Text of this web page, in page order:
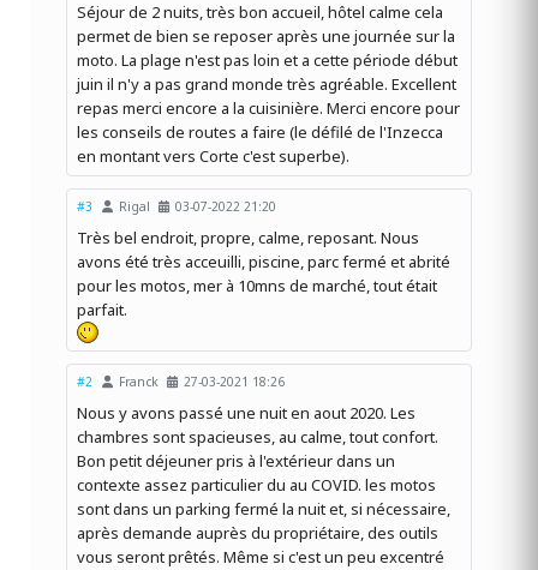
Séjour de 2 nuits, très bon accueil, hôtel calme cela
permet de bien se reposer après une journée sur la
moto. La plage n'est pas loin et a cette période début
juin il n'y a pas grand monde très agréable. Excellent
repas merci encore a la cuisinière. Merci encore pour
les conseils de routes a faire (le défilé de l'Inzecca
en montant vers Corte c'est superbe).
#3 Rigal 03-07-2022 21:20
Très bel endroit, propre, calme, reposant. Nous
avons été très acceuilli, piscine, parc fermé et abrité
pour les motos, mer à 10mns de marché, tout était
parfait.
#2 Franck 27-03-2021 18:26
Nous y avons passé une nuit en aout 2020. Les
chambres sont spacieuses, au calme, tout confort.
Bon petit déjeuner pris à l'extérieur dans un
contexte assez particulier du au COVID. les motos
sont dans un parking fermé la nuit et, si nécessaire,
après demande auprès du propriétaire, des outils
vous seront prêtés. Même si c'est un peu excentré